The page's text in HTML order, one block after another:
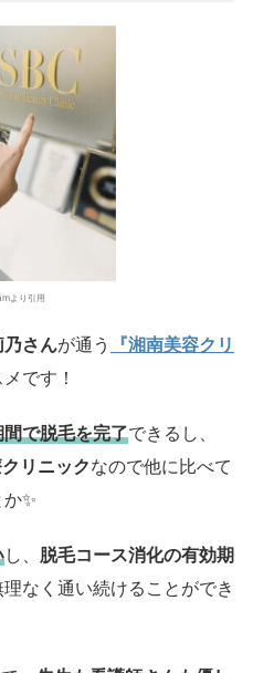
より引用
さんが通う
『湘南美容クリ
です！
間で脱毛を完了できるし、
リニックなので他に比べて
✨
し、 脱毛コース消化の有効期
なく通い続けることができ